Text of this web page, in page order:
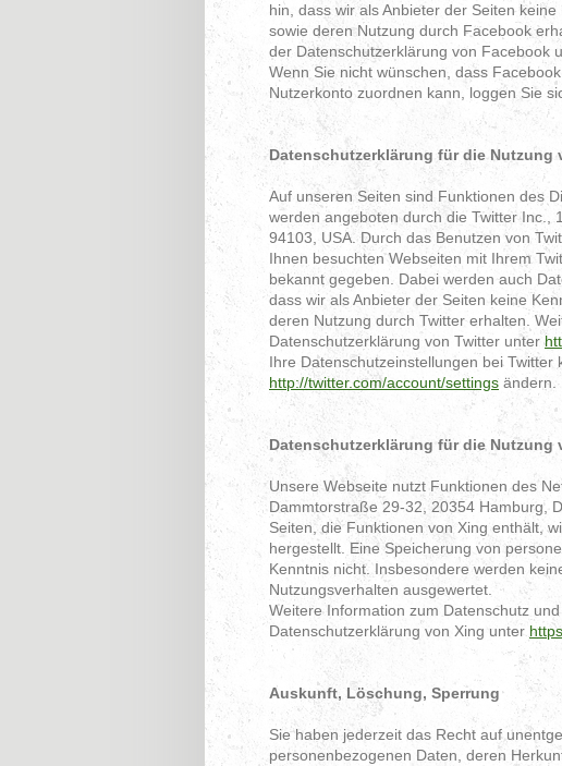
hin, dass wir als Anbieter der Seiten
sowie deren Nutzung durch Facebook
der Datenschutzerklärung von Facebook
Wenn Sie nicht wünschen, dass
Nutzerkonto zuordnen kann, loggen Sie
Datenschutzerklärung für die Nutzung
Auf unseren Seiten sind Funktionen des
werden angeboten durch die Twitter Inc.,
94103, USA. Durch das Benutzen von
Ihnen besuchten Webseiten mit Ihrem
bekannt gegeben. Dabei werden auch
dass wir als Anbieter der Seiten keine
deren Nutzung durch Twitter erhalten.
Datenschutzerklärung von Twitter unter
Ihre Datenschutzeinstellungen bei
http://twitter.com/account/settings ändern.
Datenschutzerklärung für die Nutzung
Unsere Webseite nutzt Funktionen des
Dammtorstraße 29-32, 20354 Hamburg,
Seiten, die Funktionen von Xing enthält,
hergestellt. Eine Speicherung von
Kenntnis nicht. Insbesondere werden
Nutzungsverhalten ausgewertet.
Weitere Information zum Datenschutz
Datenschutzerklärung von Xing unter
Auskunft, Löschung, Sperrung
Sie haben jederzeit das Recht auf
personenbezogenen Daten, deren